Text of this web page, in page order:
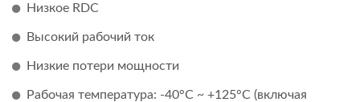
Низкое RDC
Высокий рабочий ток
Низкие потери мощности
Рабочая температура: -40°C ~ +125°C (включая